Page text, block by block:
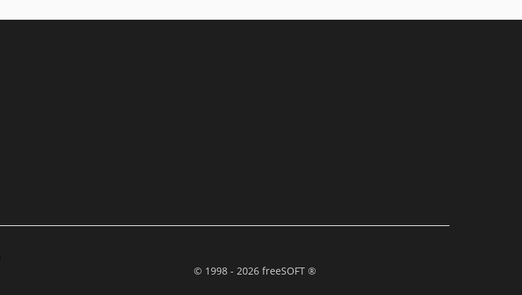
© 1998 - 2026 freeSOFT ®